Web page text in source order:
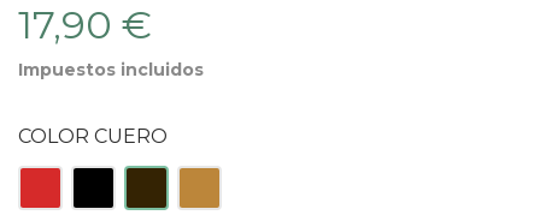
17,90 €
Impuestos incluidos
COLOR CUERO
Rojo Negro Marrón Natural